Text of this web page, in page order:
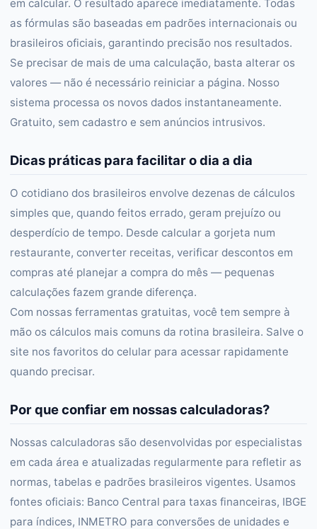
em calcular. O resultado aparece imediatamente. Todas
as fórmulas são baseadas em padrões internacionais ou
brasileiros oficiais, garantindo precisão nos resultados.
Se precisar de mais de uma calculação, basta alterar os
valores — não é necessário reiniciar a página. Nosso
sistema processa os novos dados instantaneamente.
Gratuito, sem cadastro e sem anúncios intrusivos.
Dicas práticas para facilitar o dia a dia
O cotidiano dos brasileiros envolve dezenas de cálculos
simples que, quando feitos errado, geram prejuízo ou
desperdício de tempo. Desde calcular a gorjeta num
restaurante, converter receitas, verificar descontos em
compras até planejar a compra do mês — pequenas
calculações fazem grande diferença.
Com nossas ferramentas gratuitas, você tem sempre à
mão os cálculos mais comuns da rotina brasileira. Salve o
site nos favoritos do celular para acessar rapidamente
quando precisar.
Por que confiar em nossas calculadoras?
Nossas calculadoras são desenvolvidas por especialistas
em cada área e atualizadas regularmente para refletir as
normas, tabelas e padrões brasileiros vigentes. Usamos
fontes oficiais: Banco Central para taxas financeiras, IBGE
para índices, INMETRO para conversões de unidades e